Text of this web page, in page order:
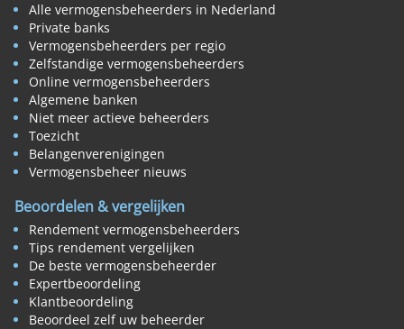
Alle vermogensbeheerders in Nederland
Private banks
Vermogensbeheerders per regio
Zelfstandige vermogensbeheerders
Online vermogensbeheerders
Algemene banken
Niet meer actieve beheerders
Toezicht
Belangenverenigingen
Vermogensbeheer nieuws
Beoordelen & vergelijken
Rendement vermogensbeheerders
Tips rendement vergelijken
De beste vermogensbeheerder
Expertbeoordeling
Klantbeoordeling
Beoordeel zelf uw beheerder